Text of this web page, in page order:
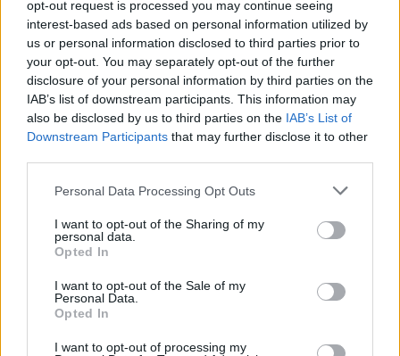
opt-out request is processed you may continue seeing
interest-based ads based on personal information utilized by
us or personal information disclosed to third parties prior to
your opt-out. You may separately opt-out of the further
disclosure of your personal information by third parties on the
IAB’s list of downstream participants. This information may
also be disclosed by us to third parties on the IAB’s List of
Downstream Participants that may further disclose it to other
Please note that this website/app uses one or more Google
not limited to your visit or usage behaviour. You may click to
grant or deny consent to Google and its third-party tags to
use your data for below specified purposes in below Google
consent section.
Personal Data Processing Opt Outs
I want to opt-out of the Sharing of my
personal data.
Opted In
I want to opt-out of the Sale of my
Personal Data.
Opted In
I want to opt-out of processing my
Inserti di tornitura
Acquista online Inserti...
Prodotti per la saldatura
Vendita di prodotti,...
Utensileria
Ampia gamma di misure...